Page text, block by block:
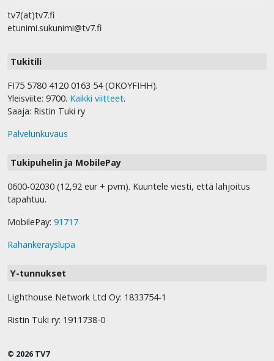
tv7(at)tv7.fi
etunimi.sukunimi@tv7.fi
Tukitili
FI75 5780 4120 0163 54 (OKOYFIHH).
Yleisviite: 9700. Kaikki viitteet.
Saaja: Ristin Tuki ry
Palvelunkuvaus
Tukipuhelin ja MobilePay
0600-02030 (12,92 eur + pvm). Kuuntele viesti, että lahjoitus
tapahtuu.
MobilePay: 91717
Rahankeräyslupa
Y-tunnukset
Lighthouse Network Ltd Oy: 1833754-1
Ristin Tuki ry: 1911738-0
© 2026 TV7